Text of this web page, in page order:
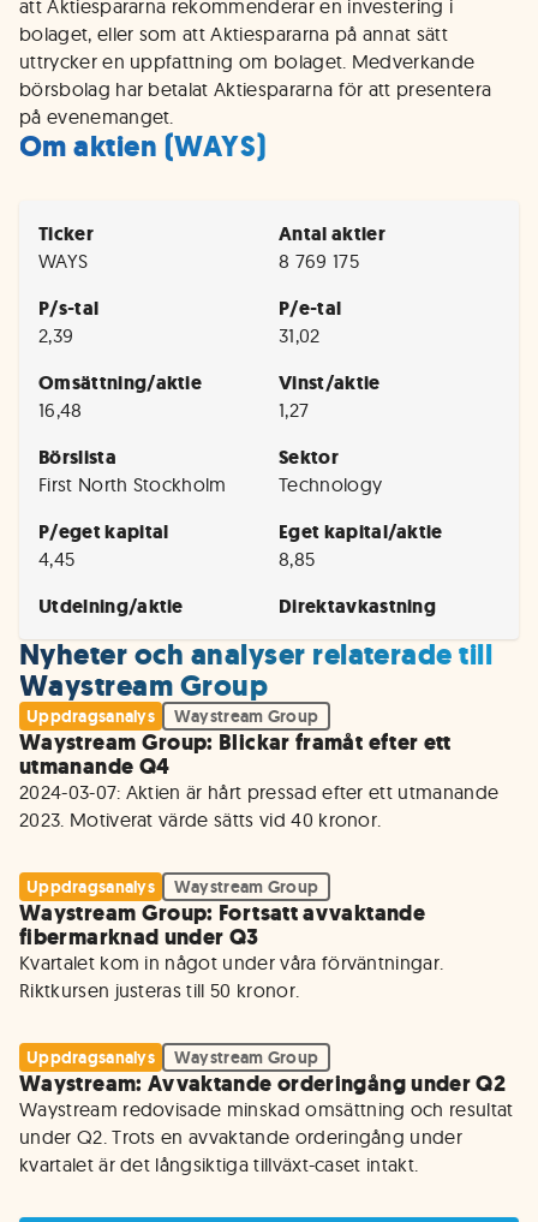
att Aktiespararna rekommenderar en investering i
bolaget, eller som att Aktiespararna på annat sätt
uttrycker en uppfattning om bolaget. Medverkande
börsbolag har betalat Aktiespararna för att presentera
på evenemanget.
Om aktien (WAYS)
Ticker
WAYS
Antal aktier
8 769 175
P/s-tal
2,39
P/e-tal
31,02
Omsättning/aktie
16,48
Vinst/aktie
1,27
Börslista
First North Stockholm
Sektor
Technology
P/eget kapital
4,45
Eget kapital/aktie
8,85
Utdelning/aktie Direktavkastning
Nyheter och analyser relaterade till
Waystream Group
Uppdragsanalys Waystream Group
Waystream Group: Blickar framåt efter ett
utmanande Q4
2024-03-07: Aktien är hårt pressad efter ett utmanande
2023. Motiverat värde sätts vid 40 kronor.
Uppdragsanalys Waystream Group
Waystream Group: Fortsatt avvaktande
fibermarknad under Q3
Kvartalet kom in något under våra förväntningar.
Riktkursen justeras till 50 kronor.
Uppdragsanalys Waystream Group
Waystream: Avvaktande orderingång under Q2
Waystream redovisade minskad omsättning och resultat
under Q2. Trots en avvaktande orderingång under
kvartalet är det långsiktiga tillväxt-caset intakt.